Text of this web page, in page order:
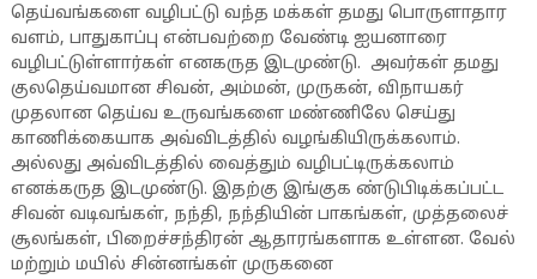
தெய்வங்களை வழிபட்டு வந்த மக்கள் தமது பொருளாதார
வளம், பாதுகாப்பு என்பவற்றை வேண்டி ஐயனாரை
வழிபட்டுள்ளார்கள் எனகருத இடமுண்டு. அவர்கள் தமது
குலதெய்வமான சிவன், அம்மன், முருகன், விநாயகர்
முதலான தெய்வ உருவங்களை மண்ணிலே செய்து
காணிக்கையாக அவ்விடத்தில் வழங்கியிருக்கலாம்.
அல்லது அவ்விடத்தில் வைத்தும் வழிபட்டிருக்கலாம்
எனக்கருத இடமுண்டு. இதற்கு இங்குக ண்டுபிடிக்கப்பட்ட
சிவன் வடிவங்கள், நந்தி, நந்தியின் பாகங்கள், முத்தலைச்
சூலங்கள், பிறைச்சந்திரன் ஆதாரங்களாக உள்ளன. வேல்
மற்றும் மயில் சின்னங்கள் முருகனை